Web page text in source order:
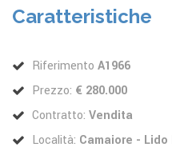
Caratteristiche
Riferimento A1966
Prezzo: € 280.000
Contratto: Vendita
Località: Camaiore - Lido